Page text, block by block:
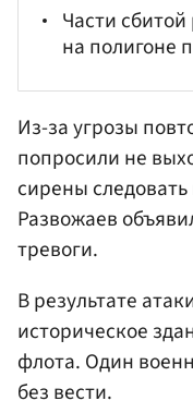
Части
на полигоне
Из-за угрозы
попросили не
сирены
Развожаев
тревоги.
В результате
историческое
флота. Один
без вести.